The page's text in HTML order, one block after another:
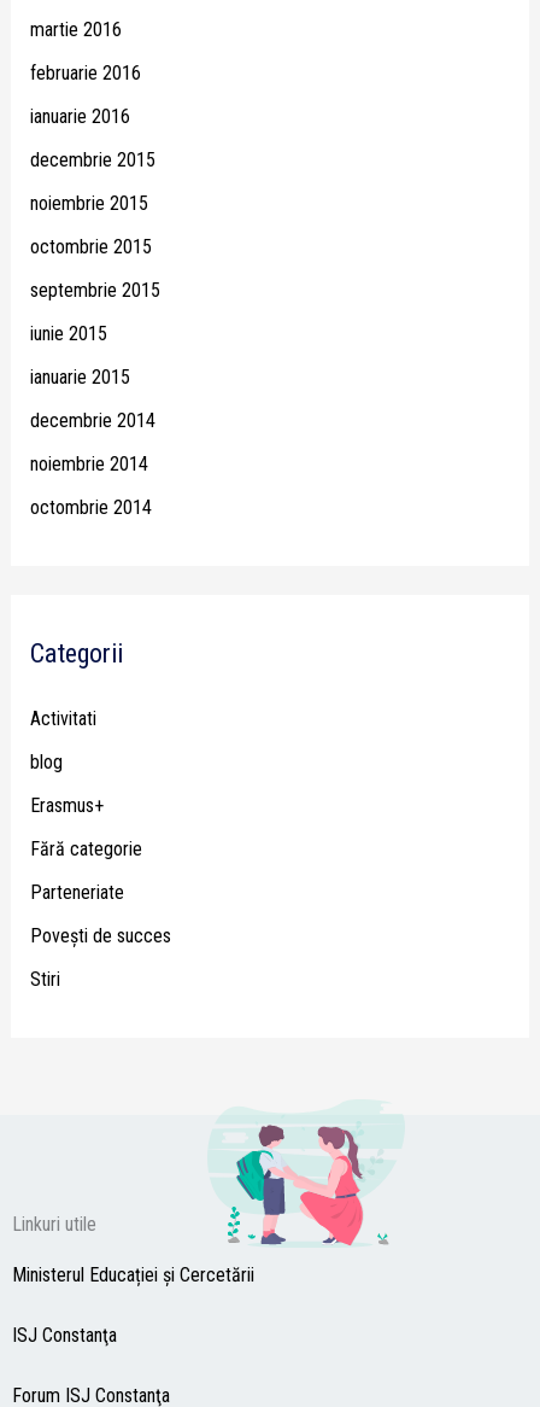
martie 2016
februarie 2016
ianuarie 2016
decembrie 2015
noiembrie 2015
octombrie 2015
septembrie 2015
iunie 2015
ianuarie 2015
decembrie 2014
noiembrie 2014
octombrie 2014
Categorii
Activitati
blog
Erasmus+
Fără categorie
Parteneriate
Poveşti de succes
Stiri
Linkuri utile
Ministerul Educației și Cercetării
ISJ Constanţa
Forum ISJ Constanţa